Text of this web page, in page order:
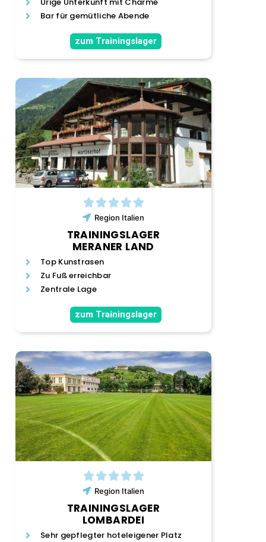
Bar für gemütliche Abende
zum Trainingslager
Region Italien
TRAININGSLAGER
MERANER LAND
Top Kunstrasen
Zu Fuß erreichbar
Zentrale Lage
zum Trainingslager
Region Italien
TRAININGSLAGER
LOMBARDEI
Sehr gepflegter hoteleigener Platz